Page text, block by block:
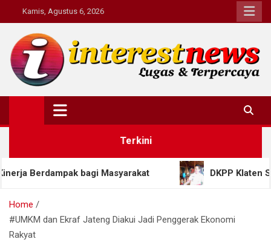
to
content
Kamis, Agustus 6, 2026
Interestnews.or.id
Terkini
bagi Masyarakat DKPP Klaten
Home
#UMKM dan Ekraf Jateng Diakui Jadi Penggerak Ekonomi
Rakyat